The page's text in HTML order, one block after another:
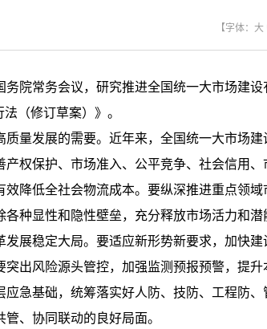
【字体： 大
院常务会议，研究推进全国统一大市场建
（修订草案）》。
量发展的需要。近年来，全国统一大市场
权保护、市场准入、公平竞争、社会信用、
降低全社会物流成本。要纵深推进重点领域
种显性和隐性壁垒，充分释放市场活力和潜
展稳定大局。要适应新形势新要求，加快
出风险源头管控，加强监测预报预警，提
急基础，统筹落实好人防、技防、工程防
、协同联动的良好局面。